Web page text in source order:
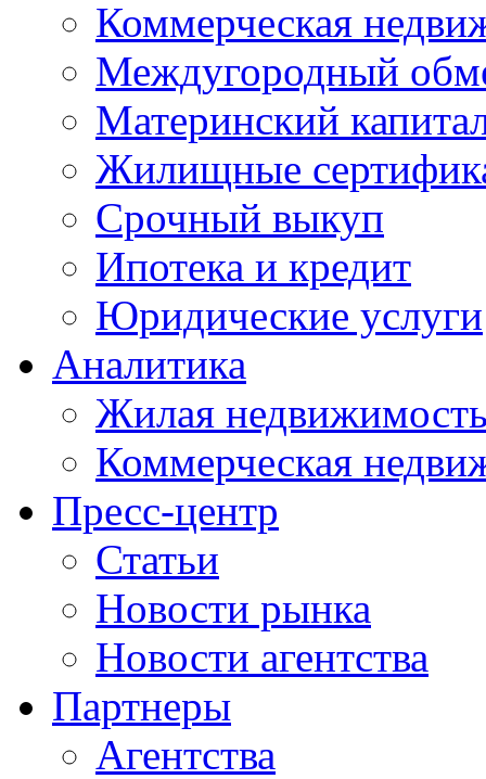
Коммерческая
Междугородный
Материнский
Жилищные
Срочный выкуп
Ипотека и кредит
Юридические услуги
Аналитика
Жилая
Коммерческая
Пресс-центр
Статьи
Новости рынка
Новости агентства
Партнеры
Агентства